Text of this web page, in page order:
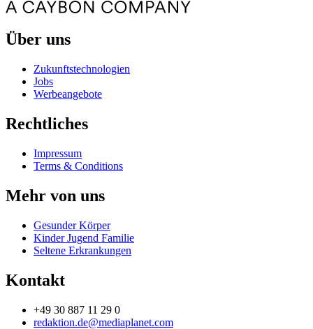
Über uns
Zukunftstechnologien
Jobs
Werbeangebote
Rechtliches
Impressum
Terms & Conditions
Mehr von uns
Gesunder Körper
Kinder Jugend Familie
Seltene Erkrankungen
Kontakt
+49 30 887 11 29 0
redaktion.de@mediaplanet.com